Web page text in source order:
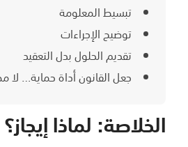
تبسيط المعلومة
توضيح الإجراءات
تقديم الحلول بدل التعقيد
جعل القانون أداة حماية… لا
الخلاصة: لماذا إيجاز؟